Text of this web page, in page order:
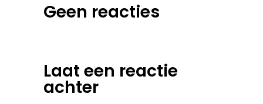
Geen reacties
Laat een reactie
achter